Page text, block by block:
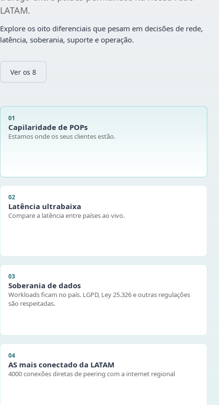
LATAM.
Explore os oito diferenciais que pesam em decisões de rede,
latência, soberania, suporte e operação.
Ver os 8
01
Capilaridade de POPs
Estamos onde os seus clientes estão.
02
Latência ultrabaixa
Compare a latência entre países ao vivo.
03
Soberania de dados
Workloads ficam no país. LGPD, Ley 25.326 e outras regulações
são respeitadas.
04
AS mais conectado da LATAM
4000 conexões diretas de peering com a internet regional